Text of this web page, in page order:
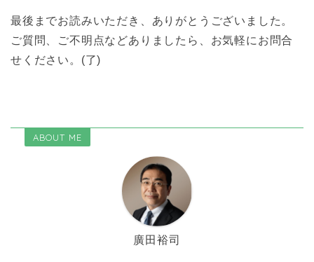
最後までお読みいただき、ありがとうございました。
ご質問、ご不明点などありましたら、お気軽にお問合
せください。(了)
ABOUT ME
廣田裕司